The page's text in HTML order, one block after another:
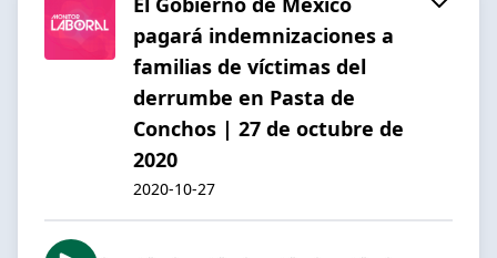
pagará indemnizaciones a
familias de víctimas del
derrumbe en Pasta de
Conchos | 27 de octubre de
2020
2020-10-27